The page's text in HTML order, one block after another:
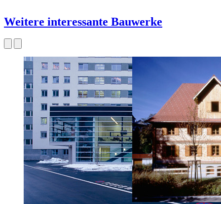
Weitere interessante Bauwerke